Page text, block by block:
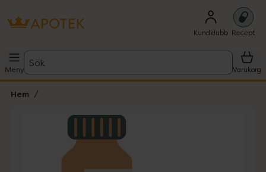
Kundklubb Recept
Meny
Sök
Varukorg
Hem
Lista: . Innehåller 1 objekt.